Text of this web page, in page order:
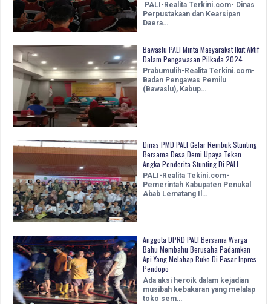
PALI-Realita Terkini.com- Dinas
Perpustakaan dan Kearsipan
Daera…
Bawaslu PALI Minta Masyarakat Ikut Aktif
Dalam Pengawasan Pilkada 2024
Prabumulih-Realita Terkini.com-
Badan Pengawas Pemilu
(Bawaslu), Kabup…
Dinas PMD PALI Gelar Rembuk Stunting
Bersama Desa,Demi Upaya Tekan
Angka Penderita Stunting Di PALI
PALI-Realita Tekini.com-
Pemerintah Kabupaten Penukal
Abab Lematang Il…
Anggota DPRD PALI Bersama Warga
Bahu Membahu Berusaha Padamkan
Api Yang Melahap Ruko Di Pasar Inpres
Pendopo
Ada aksi heroik dalam kejadian
musibah kebakaran yang melalap
toko sem…